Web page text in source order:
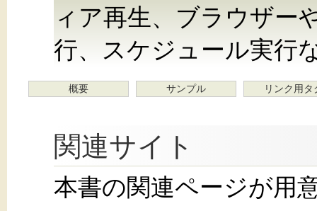
ィア再生、ブラウザー
行、スケジュール実行
概要 サンプル リンク用タ
関連サイト
本書の関連ページが用